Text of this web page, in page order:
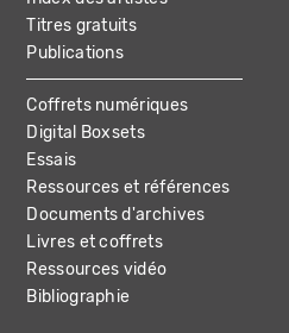
Titres gratuits
Publications
Coffrets numériques
Digital Boxsets
Essais
Ressources et références
Documents d'archives
Livres et coffrets
Ressources vidéo
Bibliographie